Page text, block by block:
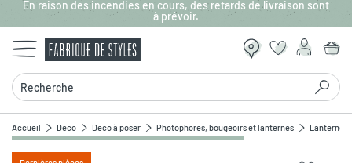
Aller au contenu principal
En raison des incendies en cours, des retards de livraison sont
à prévoir.
Recherche
Accueil Déco Déco à poser Photophores, bougeoirs et lanternes Lanterne